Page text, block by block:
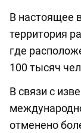
В настоящее
территория
где
100 тысяч
В связи с
отменено